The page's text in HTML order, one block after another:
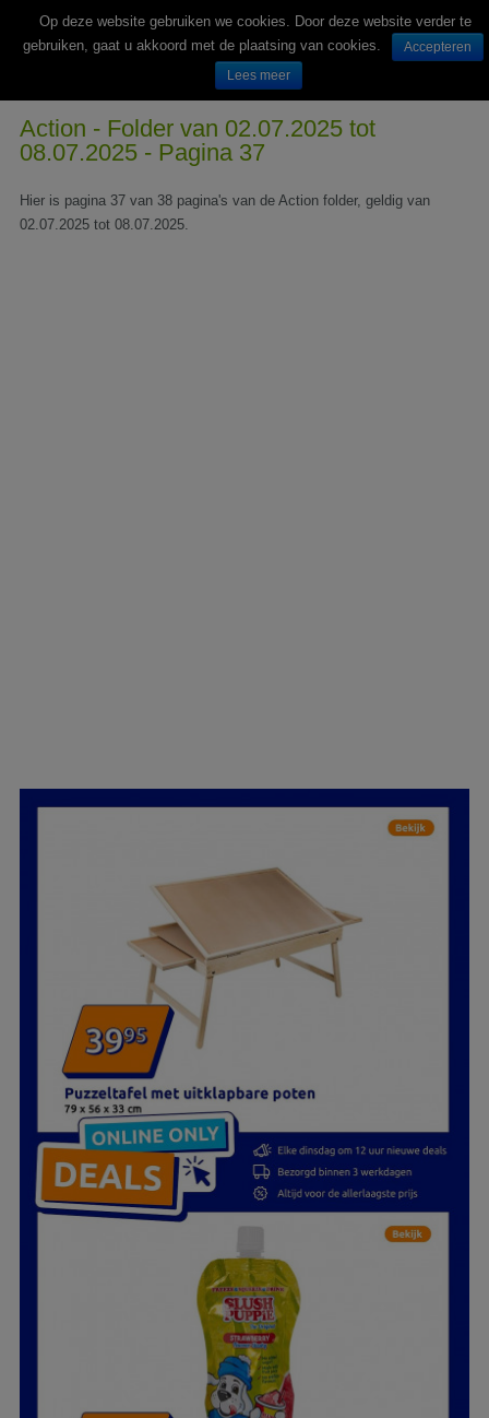
Wekelijks nieuwe folders van Nederlandse supermarkten en winkels
Action - Folder van 02.07.2025 tot
08.07.2025 - Pagina 37
Hier is pagina 37 van 38 pagina's van de Action folder, geldig van
02.07.2025 tot 08.07.2025.
Op deze website gebruiken we cookies. Door deze website verder te
gebruiken, gaat u akkoord met de plaatsing van cookies.
Accepteren
Lees meer